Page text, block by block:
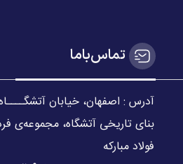
تماس‌با‌ما
آدرس : اصفهان، خیابان
بنای تاریخی آتشگاه، مجموعه‌ی
فولاد مبارکه